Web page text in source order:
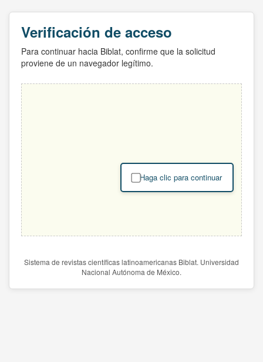
Verificación de acceso
Para continuar hacia Biblat, confirme que la solicitud
proviene de un navegador legítimo.
Haga clic para continuar
Sistema de revistas científicas latinoamericanas Biblat. Universidad
Nacional Autónoma de México.